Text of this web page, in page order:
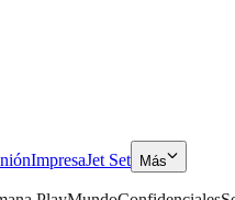
ImpresaJet Set Más